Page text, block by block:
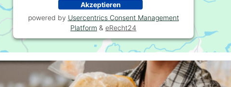
Akzeptieren
powered by Usercentrics Consent Management
Platform & eRecht24